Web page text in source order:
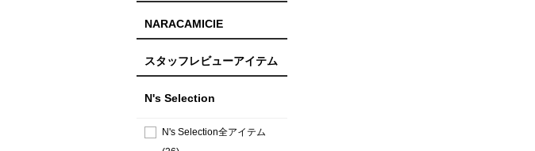
NARACAMICIE
スタッフレビューアイテム
N's Selection
N's Selection全アイテム